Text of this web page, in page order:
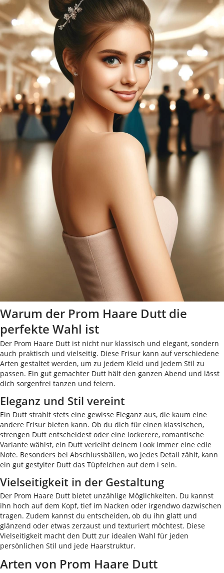
Warum der Prom Haare Dutt die
perfekte Wahl ist
Der Prom Haare Dutt ist nicht nur klassisch und elegant, sondern
auch praktisch und vielseitig. Diese Frisur kann auf verschiedene
Arten gestaltet werden, um zu jedem Kleid und jedem Stil zu
passen. Ein gut gemachter Dutt hält den ganzen Abend und lässt
dich sorgenfrei tanzen und feiern.
Eleganz und Stil vereint
Ein Dutt strahlt stets eine gewisse Eleganz aus, die kaum eine
andere Frisur bieten kann. Ob du dich für einen klassischen,
strengen Dutt entscheidest oder eine lockerere, romantische
Variante wählst, ein Dutt verleiht deinem Look immer eine edle
Note. Besonders bei Abschlussbällen, wo jedes Detail zählt, kann
ein gut gestylter Dutt das Tüpfelchen auf dem i sein.
Vielseitigkeit in der Gestaltung
Der Prom Haare Dutt bietet unzählige Möglichkeiten. Du kannst
ihn hoch auf dem Kopf, tief im Nacken oder irgendwo dazwischen
tragen. Zudem kannst du entscheiden, ob du ihn glatt und
glänzend oder etwas zerzaust und texturiert möchtest. Diese
Vielseitigkeit macht den Dutt zur idealen Wahl für jeden
persönlichen Stil und jede Haarstruktur.
Arten von Prom Haare Dutt